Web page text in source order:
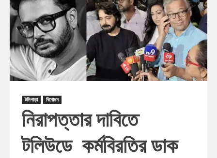
টলিপাড়া বিনোদন
নিরাপত্তার দাবিতে
টলিউডে কর্মবিরতির ডাক